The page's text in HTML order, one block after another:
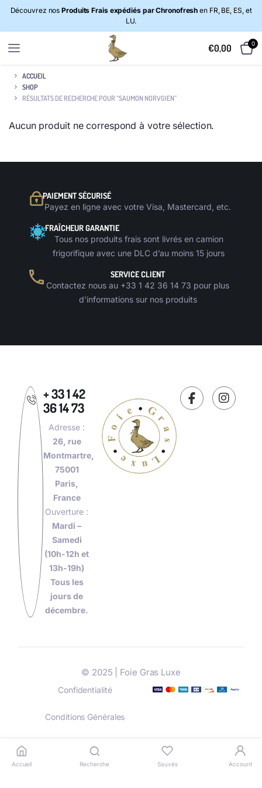
Découvrez nosProduits Frais expédiés par Chronofresh en FR, BE, ES, et
LU.
€0,00 0
Accueil Recherche Sauvés Account
ACCUEIL
SHOP
RÉSULTATS DE RECHERCHE POUR “SAUMON NORVGIEN”
Aucun produit ne correspond à votre sélection.
PAIEMENT SÉCURISÉ
Payez en ligne avec votre Visa, Mastercard, etc.
FRAÎCHEUR GARANTIE
Tous nos produits frais sont livrés en camion
frigorifique avec une DLC d’au moins 15 jours
SERVICE CLIENT
Contactez nous au +33 1 42 36 14 73 pour plus
d’informations sur nos produits
+ 33 1 42
36 14 73
Adresse :
26, rue
Montmartre,
75001
Paris,
France
Ouverture :
Mardi –
Samedi
(10h-12h et
13h-19h)
Tous les
jours de
décembre.
© 2025 | Foie Gras Luxe
Confidentialité
Conditions Générales